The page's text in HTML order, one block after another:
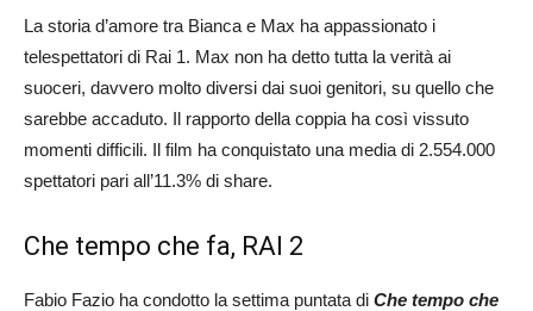
La storia d’amore tra Bianca e Max ha appassionato i
telespettatori di Rai 1. Max non ha detto tutta la verità ai
suoceri, davvero molto diversi dai suoi genitori, su quello che
sarebbe accaduto. Il rapporto della coppia ha così vissuto
momenti difficili. Il film ha conquistato una media di 2.554.000
spettatori pari all’11.3% di share.
Che tempo che fa, RAI 2
Fabio Fazio ha condotto la settima puntata di Che tempo che